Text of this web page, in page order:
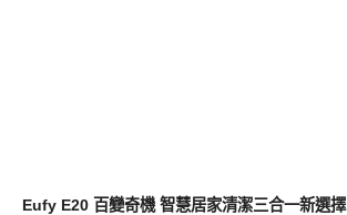
Eufy E20 百變奇機 智慧居家清潔三合一新選擇